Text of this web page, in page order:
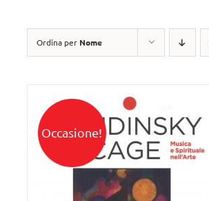
Ordina per Nome
Occasione!